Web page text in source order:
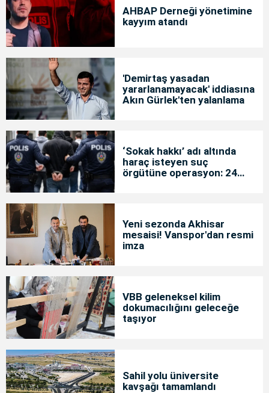
AHBAP Derneği yönetimine
kayyım atandı
'Demirtaş yasadan
yararlanamayacak' iddiasına
Akın Gürlek'ten yalanlama
‘Sokak hakkı’ adı altında
haraç isteyen suç
örgütüne operasyon: 24
Yeni sezonda Akhisar
mesaisi! Vanspor'dan resmi
imza
VBB geleneksel kilim
dokumacılığını geleceğe
taşıyor
Sahil yolu üniversite
kavşağı tamamlandı